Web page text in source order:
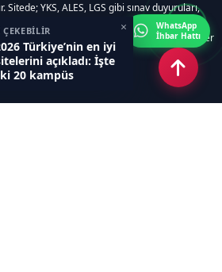
Türkiye’nin en iyi
açıkladı: İşte
20 kampüs
×
YKS, ALES, LGS gibi sınav duyuruları,
üniversite haberleri, rehberlik içerikleri,
ile öğrenci yaşamına dair güncel bilgiler
WhatsApp
İhbar Hattı